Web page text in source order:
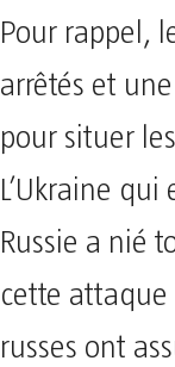
Pour rappel,
arrêtés et
pour situer
L’Ukraine
Russie a nié
cette attaque
russes ont